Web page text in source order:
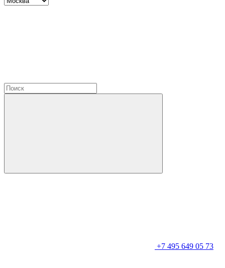
+7 495 649 05 73